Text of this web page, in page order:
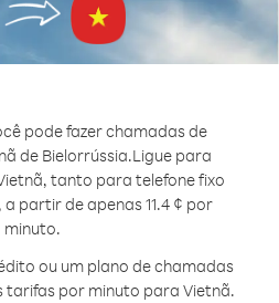
pode fazer chamadas de
de Bielorrússia.Ligue para
tanto para telefone fixo
partir de apenas 11.4 ¢ por
minuto.
ou um plano de chamadas
tarifas por minuto para Vietnã.